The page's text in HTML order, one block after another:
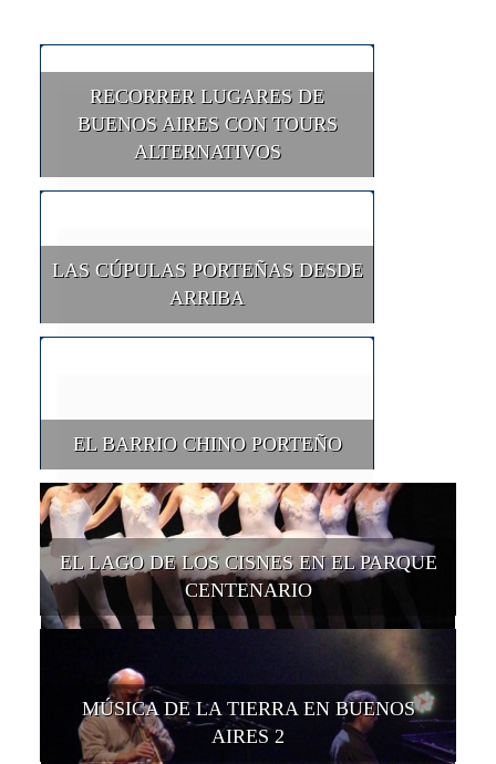
RECORRER LUGARES DE
BUENOS AIRES CON TOURS
ALTERNATIVOS
LAS CÚPULAS PORTEÑAS DESDE
ARRIBA
EL BARRIO CHINO PORTEÑO
EL LAGO DE LOS CISNES EN EL PARQUE
CENTENARIO
MÚSICA DE LA TIERRA EN BUENOS
AIRES 2